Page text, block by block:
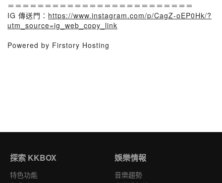
＝＝＝＝＝＝＝＝＝＝＝＝＝＝＝＝＝＝＝＝＝＝＝＝＝
IG 傳送門： https://www.instagram.com/p/CagZ-oEP0Hk/?
utm_source=ig_web_copy_link
Powered by Firstory Hosting
探索 KKBOX
特色功能
娛樂情報
音樂趨勢